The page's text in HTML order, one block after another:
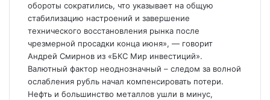
обороты сократились, что указывает на общую
стабилизацию настроений и завершение
технического восстановления рынка после
чрезмерной просадки конца июня», — говорит
Андрей Смирнов из «БКС Мир инвестиций».
Валютный фактор неоднозначный – следом за волной
ослабления рубль начал компенсировать потери.
Нефть и большинство металлов ушли в минус,